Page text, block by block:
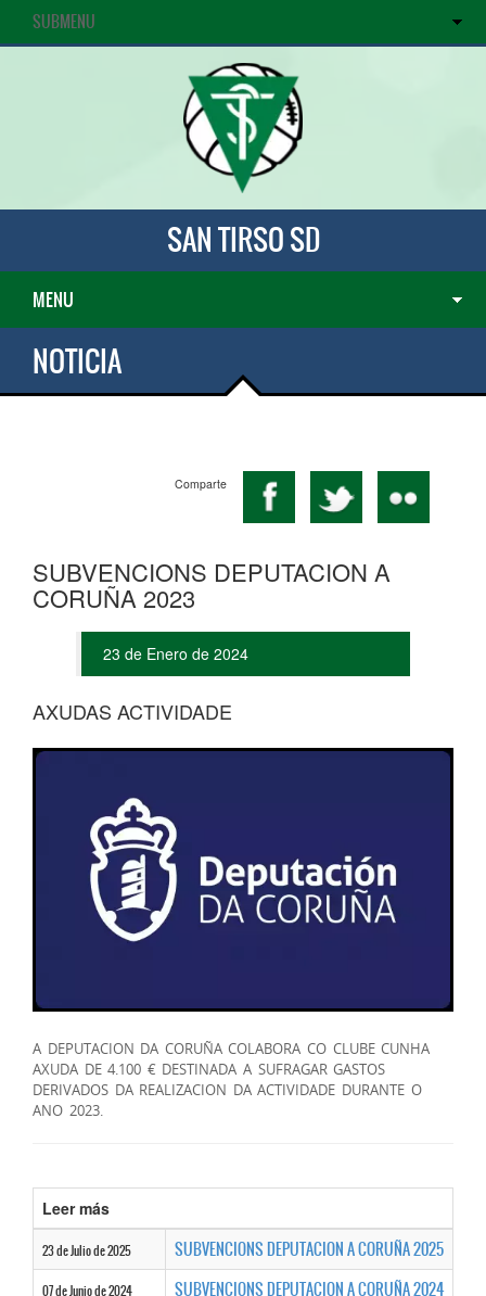
SUBMENU
SAN TIRSO SD
MENU
NOTICIA
Comparte
SUBVENCIONS DEPUTACION A
CORUÑA 2023
23 de Enero de 2024
AXUDAS ACTIVIDADE
A DEPUTACION DA CORUÑA COLABORA CO CLUBE CUNHA
AXUDA DE 4.100 € DESTINADA A SUFRAGAR GASTOS
DERIVADOS DA REALIZACION DA ACTIVIDADE DURANTE O
ANO 2023.
Leer más
23 de Julio de 2025 SUBVENCIONS DEPUTACION A CORUÑA 2025
07 de Junio de 2024 SUBVENCIONS DEPUTACION A CORUÑA 2024